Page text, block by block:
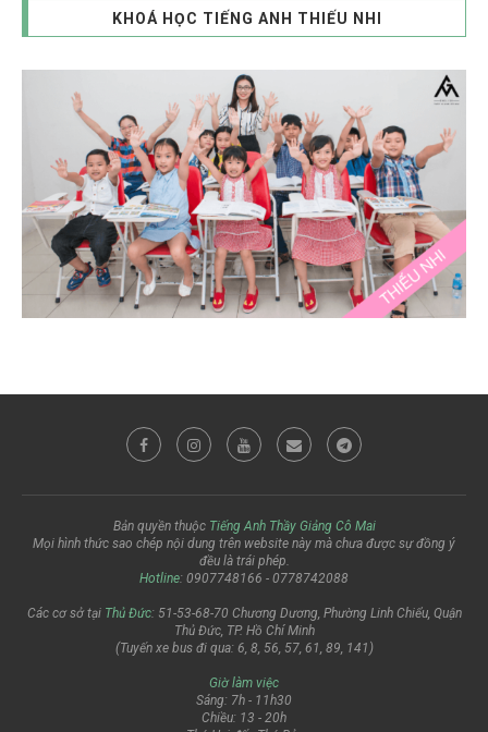
KHOÁ HỌC TIẾNG ANH THIẾU NHI
Bản quyền thuộc Tiếng Anh Thầy Giảng Cô Mai
Mọi hình thức sao chép nội dung trên website này mà chưa được sự đồng ý
đều là trái phép.
Hotline: 0907748166 - 0778742088
Các cơ sở tại Thủ Đức: 51-53-68-70 Chương Dương, Phường Linh Chiểu, Quận
Thủ Đức, TP. Hồ Chí Minh
(Tuyến xe bus đi qua: 6, 8, 56, 57, 61, 89, 141)
Giờ làm việc
Sáng: 7h - 11h30
Chiều: 13 - 20h